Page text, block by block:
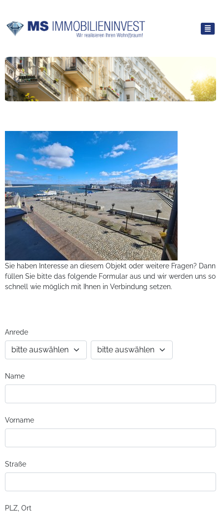
Sie haben Interesse an diesem Objekt oder weitere Fragen? Dann
füllen Sie bitte das folgende Formular aus und wir werden uns so
schnell wie möglich mit Ihnen in Verbindung setzen.
Anrede
Name
Vorname
Straße
PLZ, Ort